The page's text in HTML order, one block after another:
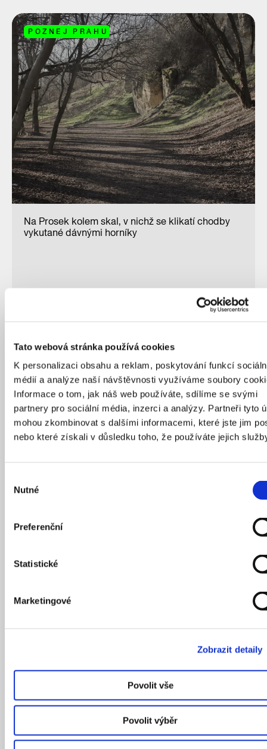
Tato webová stránka používá cookies
K personalizaci obsahu a reklam, poskytování funkcí
médií a analýze naší návštěvnosti využíváme soubory
Informace o tom, jak náš web používáte, sdílíme se svými
partnery pro sociální média, inzerci a analýzy. Partneři tyto
mohou zkombinovat s dalšími informacemi, které jste jim
nebo které získali v důsledku toho, že používáte jejich
souhlasu
Nutné
Preferenční
Statistické
Marketingové
Zobrazit detaily
Povolit vše
Povolit výběr
POZNEJ PRAHU
12 / 05/2023
Na Prosek kolem skal, v nichž se klikatí chodby
vykutané dávnými horníky
Z MĚSTA DO MĚSTA